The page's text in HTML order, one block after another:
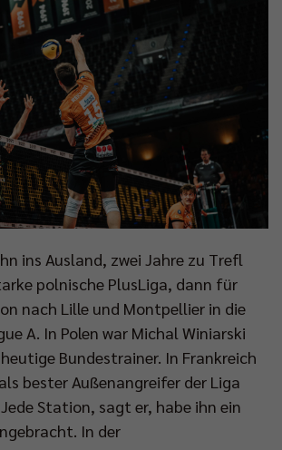
ins Ausland, zwei Jahre zu Trefl
polnische PlusLiga, dann für
nach Lille und Montpellier in die
A. In Polen war Michal Winiarski
Bundestrainer. In Frankreich
bester Außenangreifer der Liga
Station, sagt er, habe ihn ein
In der